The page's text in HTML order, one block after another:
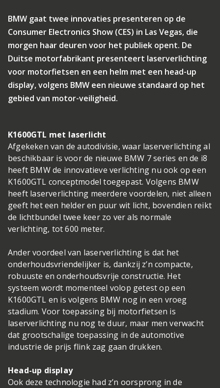
BMW gaat twee innovaties presenteren op de
Consumer Electronics Show (CES) in Las Vegas, die
morgen haar deuren voor het publiek opent. De
Duitse motorfabrikant presenteert laserverlichting
voor motorfietsen en een helm met een head-up
display, volgens BMW een nieuwe standaard op het
gebied van motor-veiligheid.
K1600GTL met laserlicht
Afgekeken van de autodivisie, waar laserverlichting al
beschikbaar is voor de nieuwe BMW 7 series en de i8
heeft BMW de innovatieve verlichting nu ook op een
K1600GTL conceptmodel toegepast. Volgens BMW
heeft laserverlichting meerdere voordelen, niet alleen
geeft het een helder en puur wit licht, bovendien reikt
de lichtbundel twee keer zo ver als normale
verlichting, tot 600 meter.
Ander voordeel van laserverlichting is dat het
onderhoudsvriendelijker is, dankzij z’n compacte,
robuuste en onderhoudsvrije constructie. Het
systeem wordt momenteel volop getest op een
K1600GTL en is volgens BMW nog in een vroeg
stadium. Voor toepassing bij motorfietsen is
laserverlichting nu nog te duur, maar men verwacht
dat grootschalige toepassing in de automotive
industrie de prijs flink zag gaan drukken.
Head-up display
Ook deze technologie had z’n oorsprong in de